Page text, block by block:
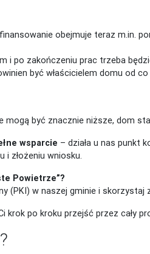
obejmuje teraz m.in.
i po zakończeniu prac trzeba
być właścicielem domu od
mogą być znacznie niższe, dom
wsparcie – działa u nas punkt
złożeniu wniosku.
Powietrze”?
(PKI) w naszej gminie i skorzystaj
po kroku przejść przez cały